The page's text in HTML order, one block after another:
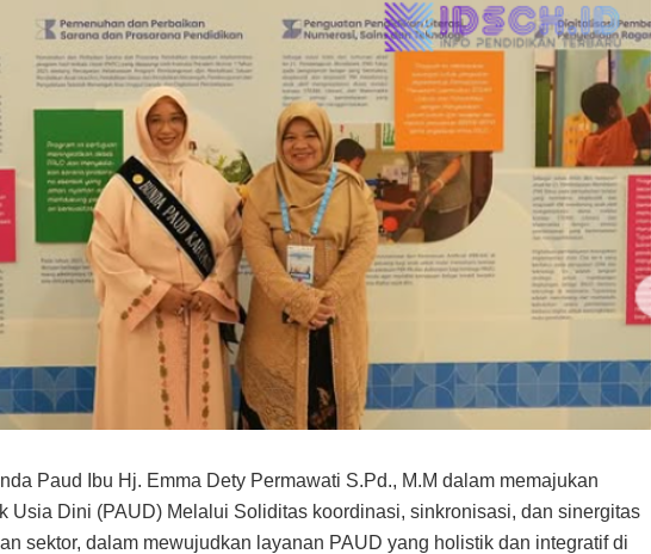
Paud Ibu Hj. Emma Dety Permawati S.Pd., M.M dalam memajukan
Usia Dini (PAUD) Melalui Soliditas koordinasi, sinkronisasi, dan sinergitas
sektor, dalam mewujudkan layanan PAUD yang holistik dan integratif di